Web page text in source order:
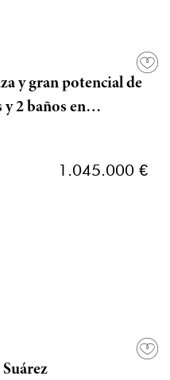
y gran potencial de
2 baños en
1.045.000 €